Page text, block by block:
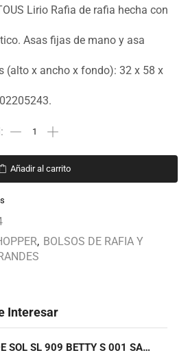
Lirio Rafia de rafia hecha con
Asas fijas de mano y asa
(alto x ancho x fondo): 32 x 58 x
Añadir al carrito
, BOLSOS DE RAFIA Y
Interesar
GAFAS DE SOL SL 909 BETTY S 001 SAINT LAURENT